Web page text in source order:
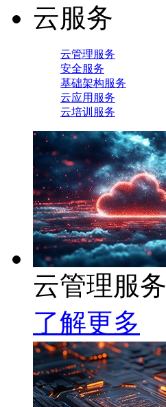
云服务
云管理服务
安全服务
基础架构服务
云应用服务
云培训服务
云管理服务
了解更多